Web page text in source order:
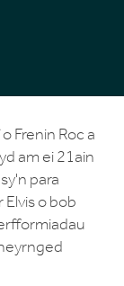
Frenin Roc a
am ei 21ain
para
o bob